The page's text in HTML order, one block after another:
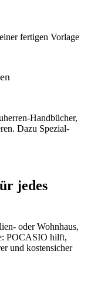
fertigen Vorlage
Handbücher,
Dazu Spezial-
jedes
oder Wohnhaus,
POCASIO hilft,
und kostensicher